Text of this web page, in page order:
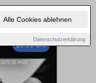
Alle Cookies ablehnen
Datenschutzerklärung
18:30 Uhr